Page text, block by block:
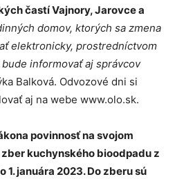
častí Vajnory, Jarovce a
domov, ktorých sa zmena
elektronicky, prostredníctvom
informovať aj správcov
Balková. Odvozové dni si
aj na webe www.olo.sk.
povinnosť na svojom
kuchynského bioodpadu z
januára 2023. Do zberu sú